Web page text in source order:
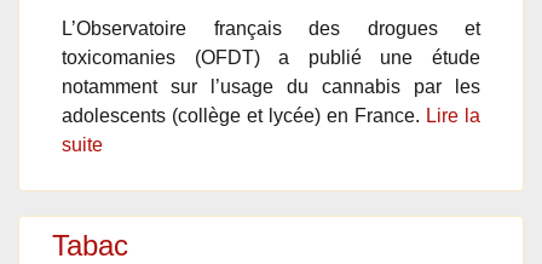
L’Observatoire français des drogues et
toxicomanies (OFDT) a publié une étude
notamment sur l’usage du cannabis par les
adolescents (collège et lycée) en France. Lire la
suite
Tabac